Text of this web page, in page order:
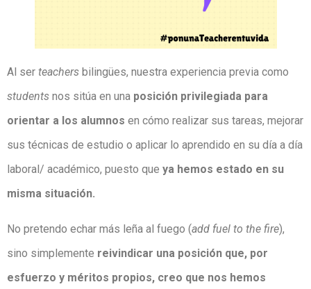
Al ser teachers bilingües, nuestra experiencia previa como
students nos sitúa en una posición privilegiada para
orientar a los alumnos en cómo realizar sus tareas, mejorar
sus técnicas de estudio o aplicar lo aprendido en su día a día
laboral/ académico, puesto que ya hemos estado en su
misma situación.
No pretendo echar más leña al fuego (add fuel to the fire),
sino simplemente reivindicar una posición que, por
esfuerzo y méritos propios, creo que nos hemos